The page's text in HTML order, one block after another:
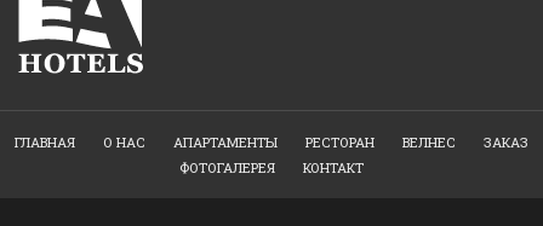
ГЛАВНАЯ О НАС АПАРТАМЕНТЫ РЕСТОРАН ВЕЛНЕС
ЗАКАЗ
ФОТОГАЛЕРЕЯ
КОНТАКТ